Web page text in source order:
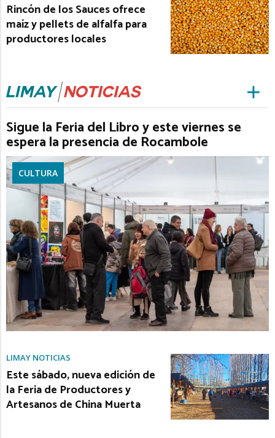
Rincón de los Sauces ofrece
maíz y pellets de alfalfa para
productores locales
Sigue la Feria del Libro y este viernes se
espera la presencia de Rocambole
CULTURA
LIMAY NOTICIAS
Este sábado, nueva edición de
la Feria de Productores y
Artesanos de China Muerta